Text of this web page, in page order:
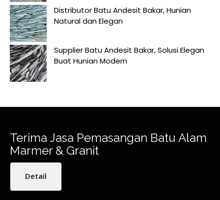
Distributor Batu Andesit Bakar, Hunian
Natural dan Elegan
Supplier Batu Andesit Bakar, Solusi Elegan
Buat Hunian Modern
Terima Jasa Pemasangan Batu Alam
Marmer & Granit
Detail